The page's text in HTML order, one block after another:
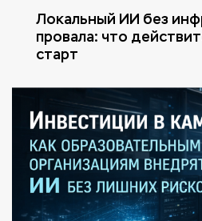
Локальный ИИ без
провала: что
старт